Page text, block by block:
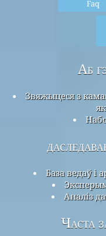
Faq
Аб
Звяжыцеся з
База ведаў і
Аналіз
Часта